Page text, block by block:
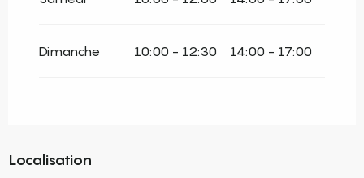
Dimanche 10:00 - 12:30 14:00 - 17:00
Localisation